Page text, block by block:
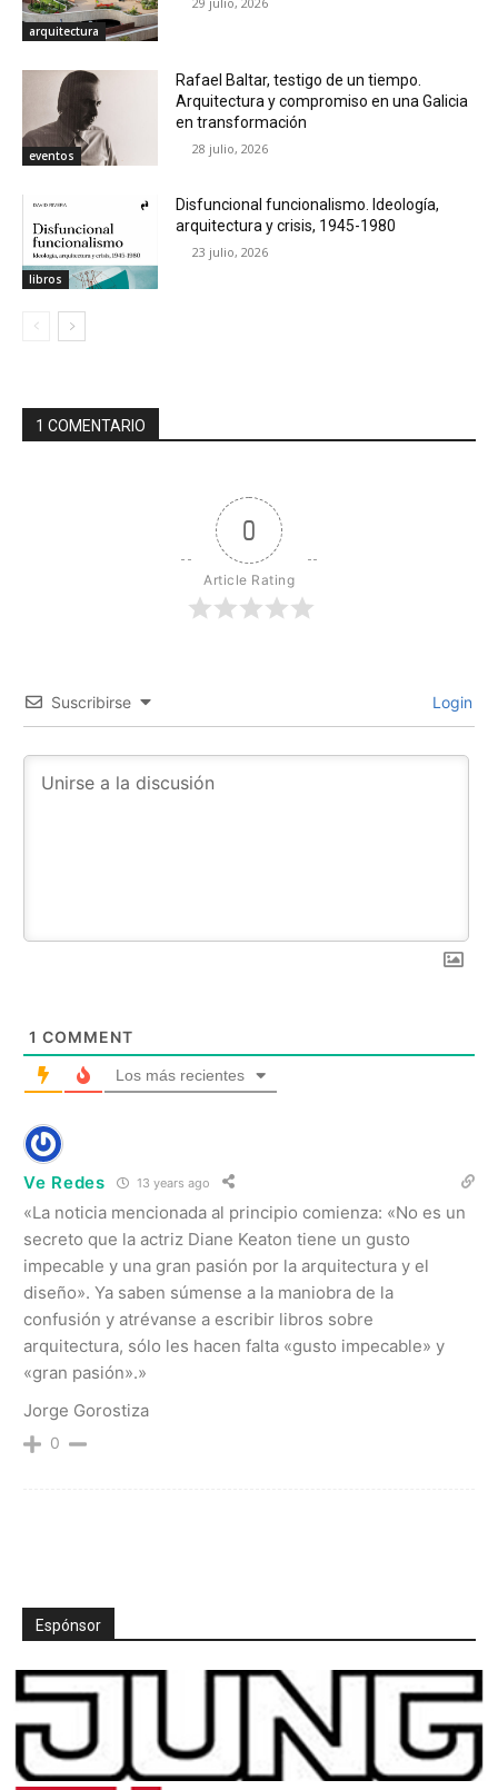
arquitectura
eventos
Rafael Baltar, testigo de un tiempo.
Arquitectura y compromiso en una Galicia
en transformación
28 julio, 2026
libros
Disfuncional funcionalismo. Ideología,
arquitectura y crisis, 1945-1980
23 julio, 2026
1 COMENTARIO
0
Article Rating
Suscribirse Login
1 COMMENT
Los más recientes
Ve Redes 13 years ago
«La noticia mencionada al principio comienza: «No es un
secreto que la actriz Diane Keaton tiene un gusto
impecable y una gran pasión por la arquitectura y el
diseño». Ya saben súmense a la maniobra de la
confusión y atrévanse a escribir libros sobre
arquitectura, sólo les hacen falta «gusto impecable» y
«gran pasión».»
Jorge Gorostiza
0
Espónsor